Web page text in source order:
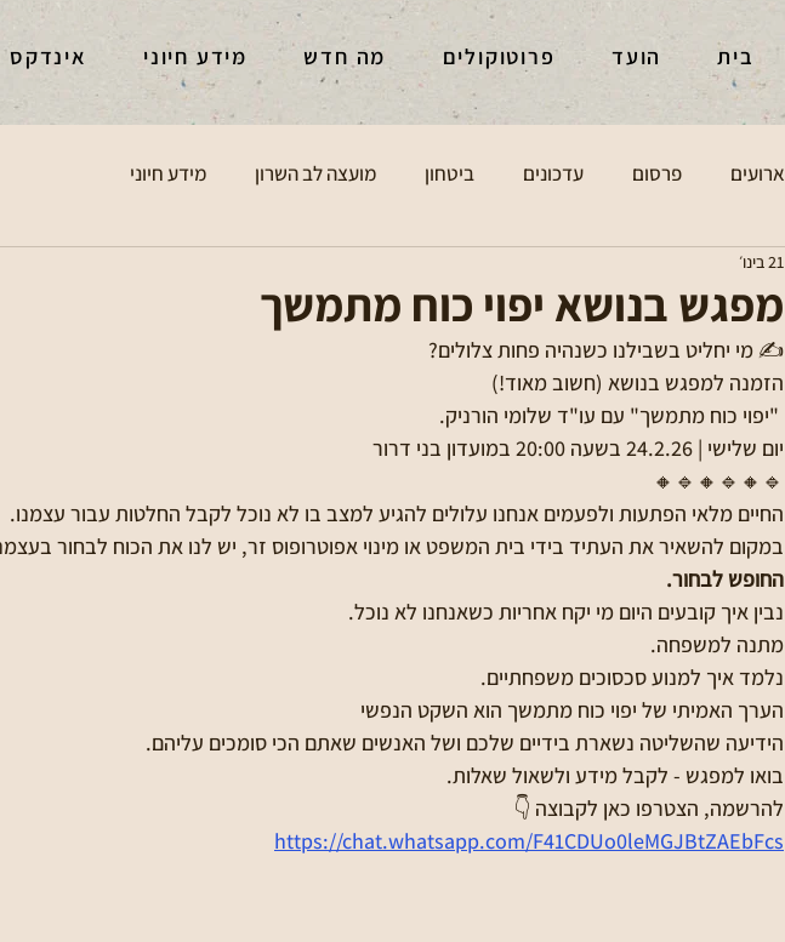
בית הועד פרוטוקולים מה חדש מידע חיוני אינדקס
ארועים פרסום עדכונים ביטחון מועצה לב השרון מידע חיוני
מפגש בנושא יפוי כוח מתמשך
21 בינו׳
✍️ מי יחליט בשבילנו כשנהיה פחות צלולים?
​הזמנה למפגש בנושא (חשוב מאוד!)
יום שלישי | 24.2.26 בשעה 20:00 במועדון בני דרור
🔸🔹🔸🔹🔸🔹
החיים מלאי הפתעות ולפעמים אנחנו עלולים להגיע למצב בו לא נוכל לקבל החלטות עבור עצמנו.
​במקום להשאיר את העתיד בידי בית המשפט או מינוי אפוטרופוס זר, יש לנו את הכוח לבחור
​החופש לבחור.
נבין איך קובעים היום מי יקח אחריות כשאנחנו לא נוכל.
​מתנה למשפחה.
נלמד איך למנוע סכסוכים משפחתיים.
​הערך האמיתי של יפוי כוח מתמשך הוא השקט הנפשי
הידיעה שהשליטה נשארת בידיים שלכם ושל האנשים שאתם הכי סומכים עליהם.
בואו למפגש - לקבל מידע ולשאול שאלות.
להרשמה, הצטרפו כאן לקבוצה 👇
https://chat.whatsapp.com/F41CDUo0leMGJBtZAEbFcs